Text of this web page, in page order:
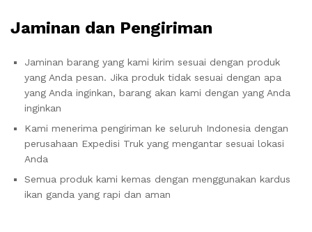
Jaminan dan Pengiriman
Jaminan barang yang kami kirim sesuai dengan produk
yang Anda pesan. Jika produk tidak sesuai dengan apa
yang Anda inginkan, barang akan kami dengan yang Anda
inginkan
Kami menerima pengiriman ke seluruh Indonesia dengan
perusahaan Expedisi Truk yang mengantar sesuai lokasi
Anda
Semua produk kami kemas dengan menggunakan kardus
ikan ganda yang rapi dan aman